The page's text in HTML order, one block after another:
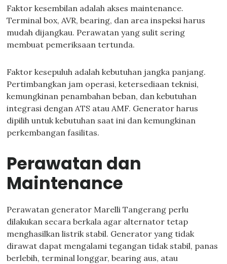
Faktor kesembilan adalah akses maintenance.
Terminal box, AVR, bearing, dan area inspeksi harus
mudah dijangkau. Perawatan yang sulit sering
membuat pemeriksaan tertunda.
Faktor kesepuluh adalah kebutuhan jangka panjang.
Pertimbangkan jam operasi, ketersediaan teknisi,
kemungkinan penambahan beban, dan kebutuhan
integrasi dengan ATS atau AMF. Generator harus
dipilih untuk kebutuhan saat ini dan kemungkinan
perkembangan fasilitas.
Perawatan dan
Maintenance
Perawatan generator Marelli Tangerang perlu
dilakukan secara berkala agar alternator tetap
menghasilkan listrik stabil. Generator yang tidak
dirawat dapat mengalami tegangan tidak stabil, panas
berlebih, terminal longgar, bearing aus, atau